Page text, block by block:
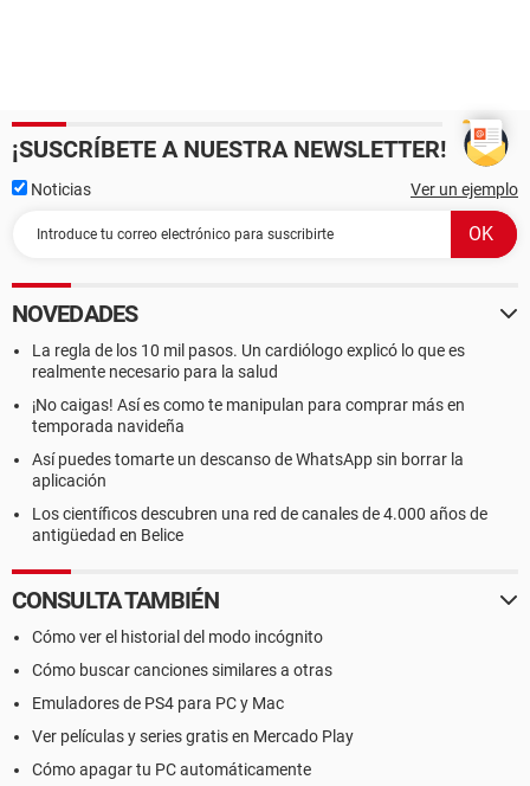
¡SUSCRÍBETE A NUESTRA NEWSLETTER!
Noticias Ver un ejemplo
NOVEDADES
La regla de los 10 mil pasos. Un cardiólogo explicó lo que es
realmente necesario para la salud
¡No caigas! Así es como te manipulan para comprar más en
temporada navideña
Así puedes tomarte un descanso de WhatsApp sin borrar la
aplicación
Los científicos descubren una red de canales de 4.000 años de
antigüedad en Belice
CONSULTA TAMBIÉN
Cómo ver el historial del modo incógnito
Cómo buscar canciones similares a otras
Emuladores de PS4 para PC y Mac
Ver películas y series gratis en Mercado Play
Cómo apagar tu PC automáticamente